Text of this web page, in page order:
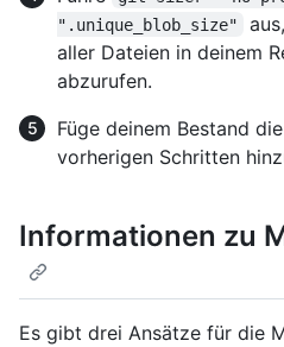
".unique_blob_size"
aller Dateien in deinem
abzurufen.
Füge deinem Bestand
vorherigen Schritten
Informationen zu
Es gibt drei Ansätze für die